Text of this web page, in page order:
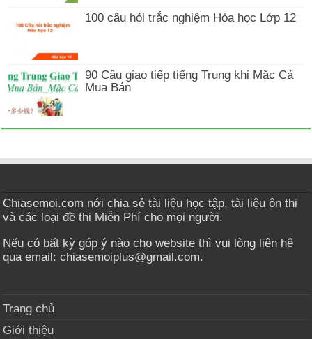
100 câu hỏi trắc nghiệm Hóa học Lớp 12
90 Câu giao tiếp tiếng Trung khi Mặc Cả
Mua Bán
Chiasemoi.com nới chia sẻ tài liệu học tập, tài liệu ôn thi
và các loại đề thi Miễn Phí cho mọi người.
Nếu có bất kỳ góp ý nào cho website thì vui lòng liên hệ
qua email: chiasemoiplus@gmail.com.
Trang chủ
Giới thiệu